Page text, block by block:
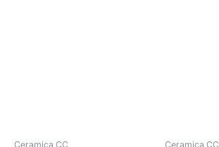
Ceramica CC Ceramica CC